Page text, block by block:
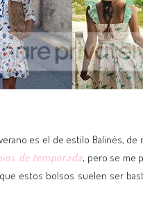
es el de estilo Balinés, de
de temporada, pero se me
estos bolsos suelen ser